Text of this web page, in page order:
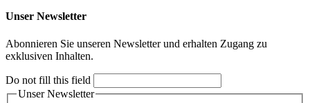
Unser Newsletter
Abonnieren Sie unseren Newsletter und erhalten Zugang zu
exklusiven Inhalten.
Do not fill this field
Unser Newsletter